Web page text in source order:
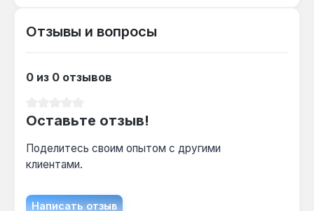
каждые 2 недели удаляйте сажу из
Отзывы и вопросы
0 из 0 отзывов
Оставьте отзыв!
Поделитесь своим опытом с другими
клиентами.
Написать отзыв